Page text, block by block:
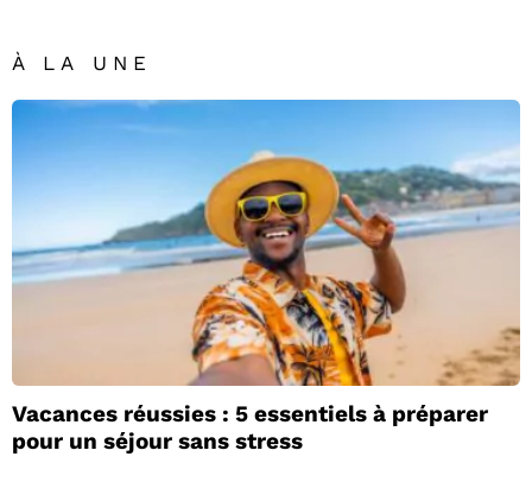
À LA UNE
Vacances réussies : 5 essentiels à préparer
pour un séjour sans stress